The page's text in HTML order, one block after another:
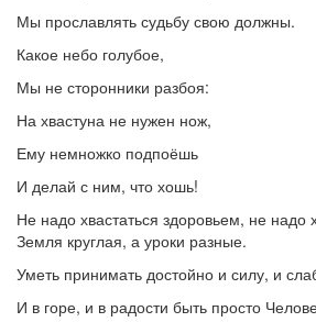
Мы прославлять судьбу свою должны.
Какое небо голубое,
Мы не сторонники разбоя:
На хвастуна не нужен нож,
Ему немножко подпоёшь
И делай с ним, что хошь!
Не надо хвастаться здоровьем, не надо
Земля круглая, а уроки разные.
Уметь принимать достойно и силу, и
И в горе, и в радости быть просто